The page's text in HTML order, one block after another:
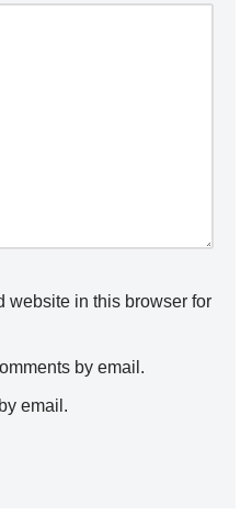
website in this browser for
by email.
email.